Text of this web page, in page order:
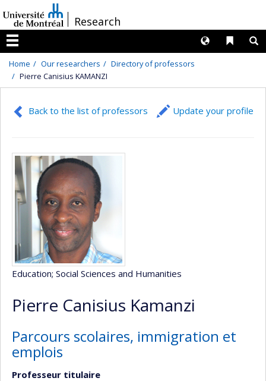
au
contenu
/Research
Menu
Liens
Langues
Home Our researchers
Directory of professors
Pierre Canisius KAMANZI
Back to the list of professors Update your profile
Education; Social Sciences and Humanities
Pierre Canisius Kamanzi
Parcours scolaires, immigration et
emplois
Professeur titulaire